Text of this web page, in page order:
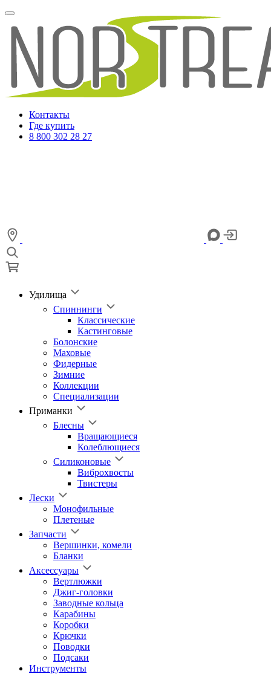
Контакты
Где купить
8 800 302 28 27
Удилища
Спиннинги
Классические
Кастинговые
Болонские
Маховые
Фидерные
Зимние
Коллекции
Специализации
Приманки
Блесны
Вращающиеся
Колеблющиеся
Силиконовые
Виброхвосты
Твистеры
Лески
Монофильные
Плетеные
Запчасти
Вершинки, комели
Бланки
Аксессуары
Вертлюжки
Джиг-головки
Заводные кольца
Карабины
Коробки
Крючки
Поводки
Подсаки
Инструменты